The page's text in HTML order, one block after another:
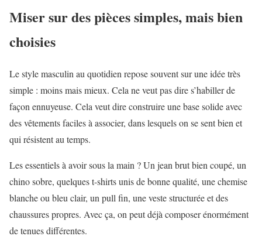
Miser sur des pièces simples, mais bien
choisies
Le style masculin au quotidien repose souvent sur une idée très
simple : moins mais mieux. Cela ne veut pas dire s’habiller de
façon ennuyeuse. Cela veut dire construire une base solide avec
des vêtements faciles à associer, dans lesquels on se sent bien et
qui résistent au temps.
Les essentiels à avoir sous la main ? Un jean brut bien coupé, un
chino sobre, quelques t-shirts unis de bonne qualité, une chemise
blanche ou bleu clair, un pull fin, une veste structurée et des
chaussures propres. Avec ça, on peut déjà composer énormément
de tenues différentes.